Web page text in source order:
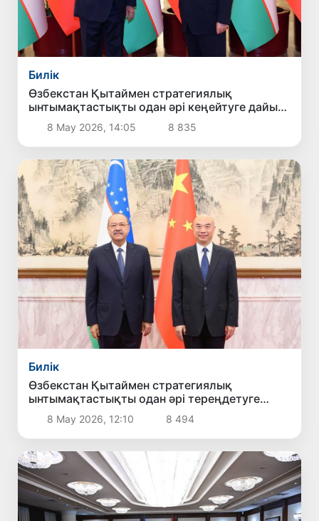
Билік
Өзбекстан Қытаймен стратегиялық
ынтымақтастықты одан әрі кеңейтуге дайын
екенін мәлімдеді
8 Мау 2026, 14:05 8 835
Билік
Өзбекстан Қытаймен стратегиялық
ынтымақтастықты одан әрі тереңдетуге
мүдделі екенін мәлімдеді
8 Мау 2026, 12:10 8 494